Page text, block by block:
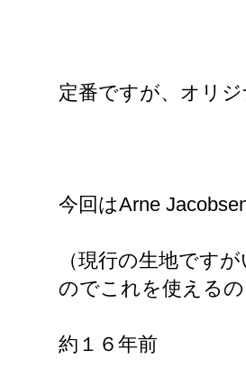
定番ですが、オリ
今回はArne
（現行の生地です
のでこれを使える
約１６年前